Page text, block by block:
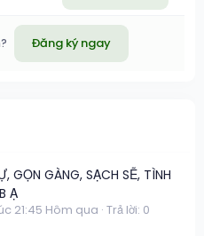
Đăng ký ngay
GỌN GÀNG, SẠCH SẼ, TÌNH
Ạ
21:45 Hôm qua Trả lời: 0